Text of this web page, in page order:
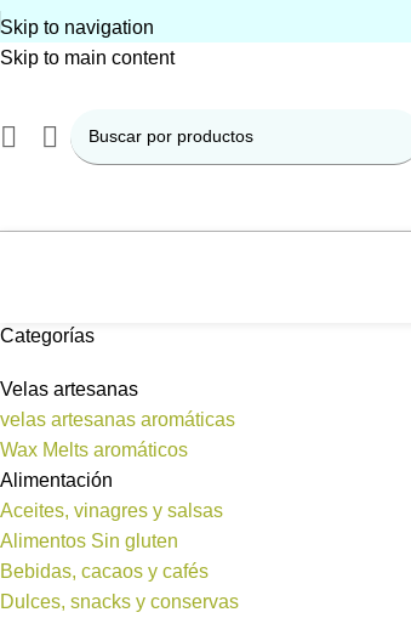
Skip to navigation
Skip to main content
Categorías
Velas artesanas
velas artesanas aromáticas
Wax Melts aromáticos
Alimentación
Aceites, vinagres y salsas
Alimentos Sin gluten
Bebidas, cacaos y cafés
Dulces, snacks y conservas